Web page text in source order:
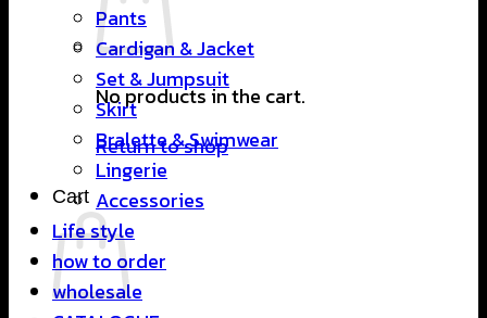
No products in the cart.
Return to shop
Cart
Pants
Cardigan & Jacket
Set & Jumpsuit
Skirt
Bralette & Swimwear
Lingerie
Accessories
Life style
how to order
wholesale